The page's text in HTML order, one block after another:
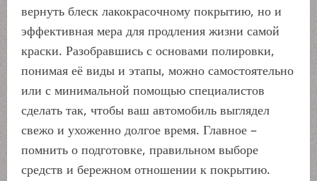
вернуть блеск лакокрасочному покрытию, но и
эффективная мера для продления жизни самой
краски. Разобравшись с основами полировки,
понимая её виды и этапы, можно самостоятельно
или с минимальной помощью специалистов
сделать так, чтобы ваш автомобиль выглядел
свежо и ухоженно долгое время. Главное –
помнить о подготовке, правильном выборе
средств и бережном отношении к покрытию.